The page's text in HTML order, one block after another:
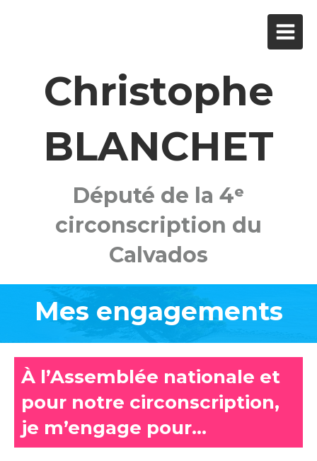
Christophe
BLANCHET
Député de la 4ᵉ
circonscription du
Calvados
Mes engagements
À l’Assemblée nationale et
pour notre circonscription,
je m’engage pour…